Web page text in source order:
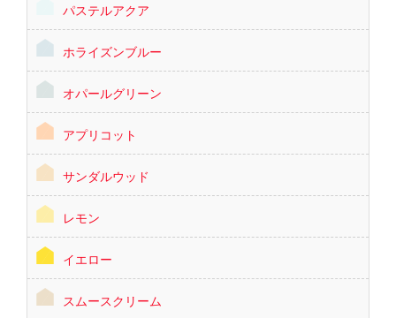
パステルアクア
ホライズンブルー
オパールグリーン
アプリコット
サンダルウッド
レモン
イエロー
スムースクリーム